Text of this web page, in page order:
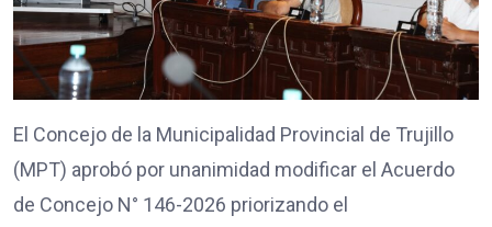
El Concejo de la Municipalidad Provincial de Trujillo
(MPT) aprobó por unanimidad modificar el Acuerdo
de Concejo N° 146-2026 priorizando el